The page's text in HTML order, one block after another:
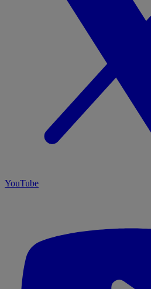
YouTube